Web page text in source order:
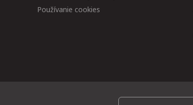
Používanie cookies